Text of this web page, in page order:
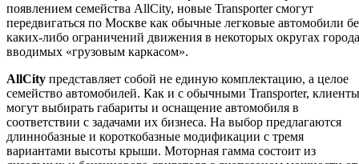
появлением семейства AllCity, новые Transporter смогут
передвигаться по Москве как обычные легковые автомобили
каких-либо ограничений движения в некоторых округах
вводимых «грузовым каркасом».
AllCity представляет собой не единую комплектацию, а целое
семейство автомобилей. Как и с обычными Transporter, клиенты
могут выбирать габариты и оснащение автомобиля в
соответствии с задачами их бизнеса. На выбор предлагаются
длиннобазные и короткобазные модификации с тремя
вариантами высоты крыши. Моторная гамма состоит из